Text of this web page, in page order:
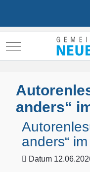
Mobile Menu Toggle
anders“
anders“
Datum